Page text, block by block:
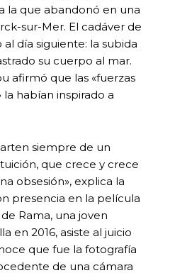
la que abandonó en una
sur-Mer. El cadáver de
día siguiente: la subida
su cuerpo al mar.
afirmó que las «fuerzas
la habían inspirado a
siempre de un
que crece y crece
obsesión», explica la
presencia en la película
Rama, una joven
en 2016, asiste al juicio
que fue la fotografía
de una cámara